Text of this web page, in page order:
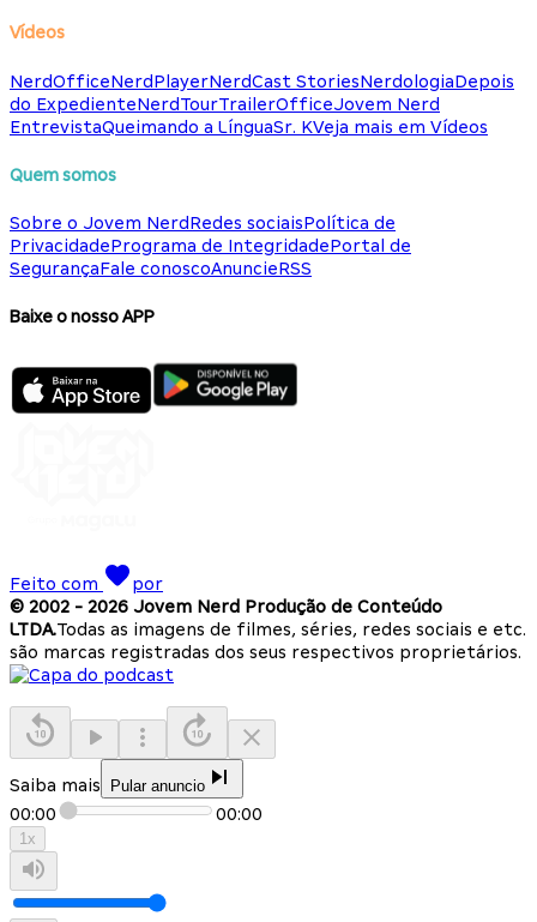
Vídeos
NerdOfficeNerdPlayerNerdCast StoriesNerdologiaDepois
do ExpedienteNerdTourTrailerOfficeJovem Nerd
EntrevistaQueimando a LínguaSr. KVeja mais em Vídeos
Quem somos
Sobre o Jovem NerdRedes sociaisPolítica de
PrivacidadePrograma de IntegridadePortal de
SegurançaFale conoscoAnuncieRSS
Baixe o nosso APP
Feito com
por
© 2002 - 2026 Jovem Nerd Produção de Conteúdo
LTDA.Todas as imagens de filmes, séries, redes sociais e etc.
são marcas registradas dos seus respectivos proprietários.
Saiba mais Pular anuncio
00:00 00:00
1x